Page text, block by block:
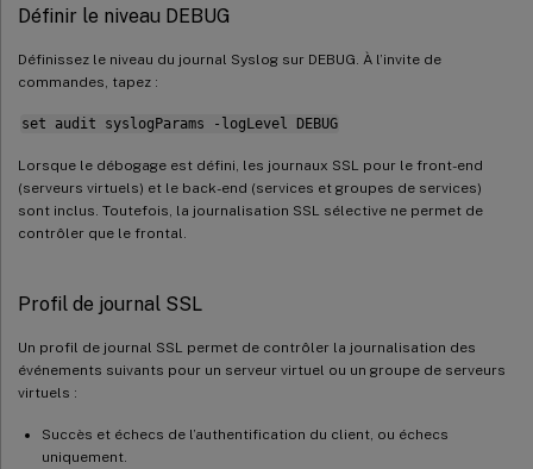
Définir le niveau DEBUG
Définissez le niveau du journal Syslog sur DEBUG. À l’invite de
commandes, tapez :
set audit syslogParams -logLevel DEBUG
Lorsque le débogage est défini, les journaux SSL pour le front-end
(serveurs virtuels) et le back-end (services et groupes de services)
sont inclus. Toutefois, la journalisation SSL sélective ne permet de
contrôler que le frontal.
Profil de journal SSL
Un profil de journal SSL permet de contrôler la journalisation des
événements suivants pour un serveur virtuel ou un groupe de serveurs
virtuels :
Succès et échecs de l’authentification du client, ou échecs
uniquement.